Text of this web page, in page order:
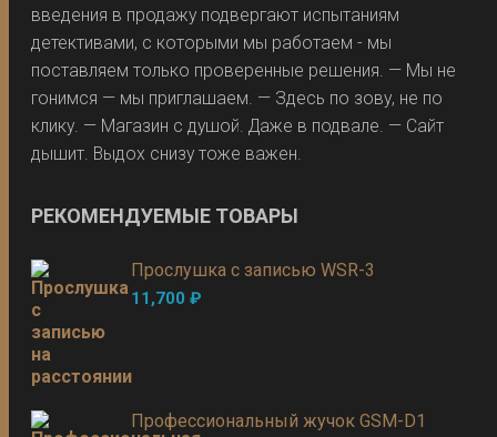
введения в продажу подвергают испытаниям
детективами, с которыми мы работаем - мы
поставляем только проверенные решения. — Мы не
гонимся — мы приглашаем. — Здесь по зову, не по
клику. — Магазин с душой. Даже в подвале. — Сайт
дышит. Выдох снизу тоже важен.
РЕКОМЕНДУЕМЫЕ ТОВАРЫ
Прослушка с записью WSR-3
11,700₽
Профессиональный жучок GSM-D1